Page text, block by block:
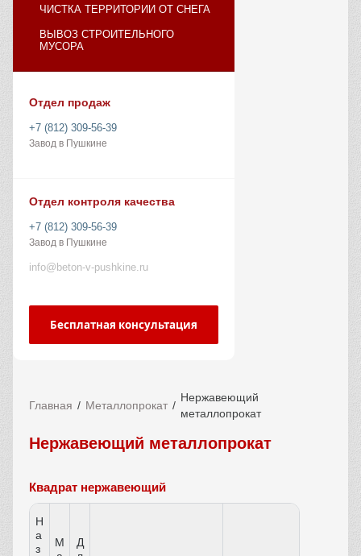
ЧИСТКА ТЕРРИТОРИИ ОТ СНЕГА
ВЫВОЗ СТРОИТЕЛЬНОГО
МУСОРА
Отдел продаж
+7 (812) 309-56-39
Завод в Пушкине
Отдел контроля качества
+7 (812) 309-56-39
Завод в Пушкине
info@beton-v-pushkine.ru
Бесплатная консультация
Главная Металлопрокат
Нержавеющий
металлопрокат
Нержавеющий металлопрокат
Квадрат нержавеющий
Н
а
з
М
Д